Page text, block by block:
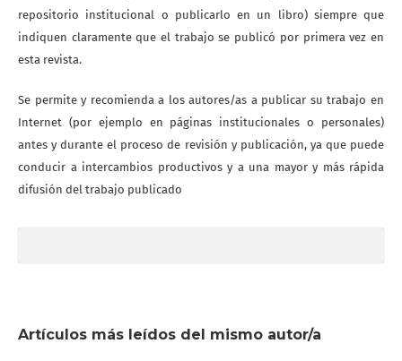
repositorio institucional o publicarlo en un libro) siempre que
indiquen claramente que el trabajo se publicó por primera vez en
esta revista.
Se permite y recomienda a los autores/as a publicar su trabajo en
Internet (por ejemplo en páginas institucionales o personales)
antes y durante el proceso de revisión y publicación, ya que puede
conducir a intercambios productivos y a una mayor y más rápida
difusión del trabajo publicado
Artículos más leídos del mismo autor/a